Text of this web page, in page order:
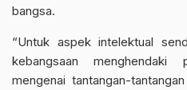
bangsa.
“Untuk aspek intelektual
kebangsaan menghendaki
mengenai tantangan-